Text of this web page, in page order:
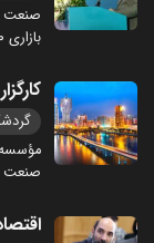
صنعت
بازاری ۲۶۰
صنعت